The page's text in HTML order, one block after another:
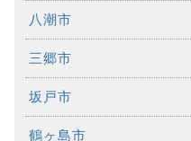
八潮市
三郷市
坂戸市
鶴ヶ島市